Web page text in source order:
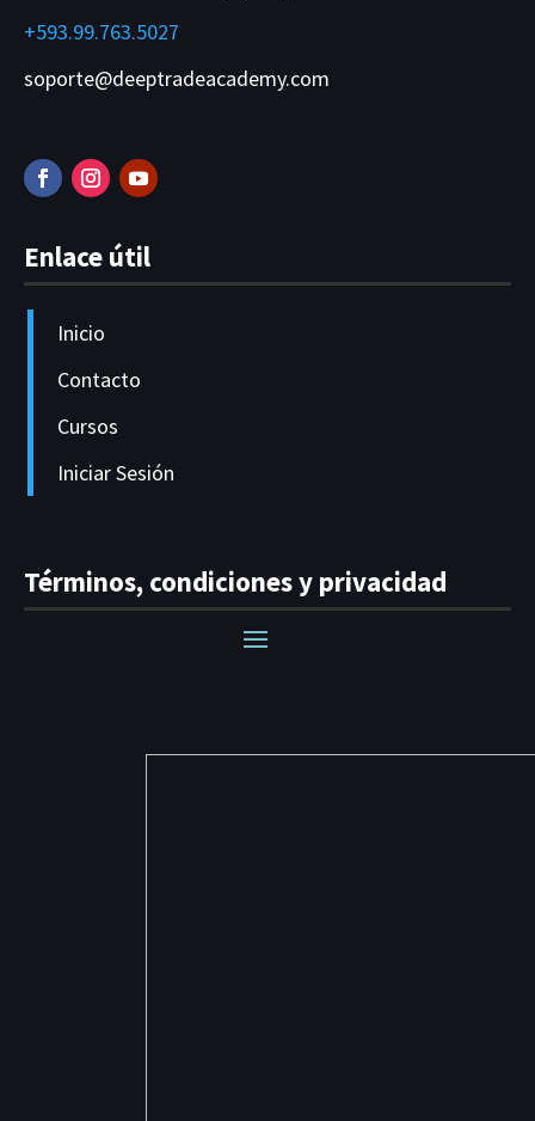
+593.99.763.5027
soporte@deeptradeacademy.com
Enlace útil
Inicio
Contacto
Cursos
Iniciar Sesión
Términos, condiciones y privacidad